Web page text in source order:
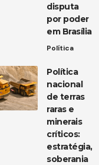
disputa
por poder
em Brasília
Política
Política
nacional
de terras
raras e
minerais
críticos:
estratégia,
soberania